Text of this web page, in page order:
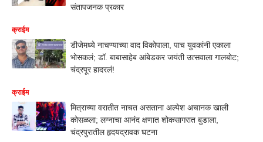
संतापजनक प्रकार
क्राईम
डीजेमध्ये नाचण्याच्या वाद विकोपाला, पाच युवकांनी एकाला
भोसकलं; डॉ. बाबासाहेब आंबेडकर जयंती उत्सवाला गालबोट;
चंद्रपूर हादरलं!
क्राईम
मित्राच्या वरातीत नाचत असताना अल्पेश अचानक खाली
कोसळला; लग्नाचा आनंद क्षणात शोकसागरात बुडाला,
चंद्रपुरातील हृदयद्रावक घटना